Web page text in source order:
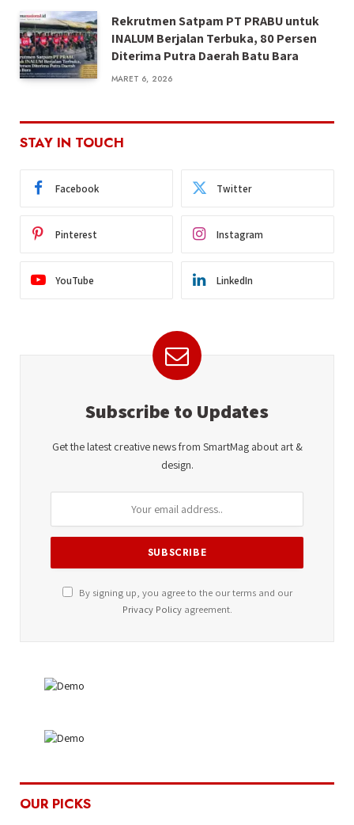
Rekrutmen Satpam PT PRABU untuk
INALUM Berjalan Terbuka, 80 Persen
Diterima Putra Daerah Batu Bara
MARET 6, 2026
STAY IN TOUCH
Facebook Twitter
Pinterest Instagram
YouTube LinkedIn
Subscribe to Updates
Get the latest creative news from SmartMag about art &
design.
By signing up, you agree to the our terms and our
Privacy Policyagreement.
OUR PICKS